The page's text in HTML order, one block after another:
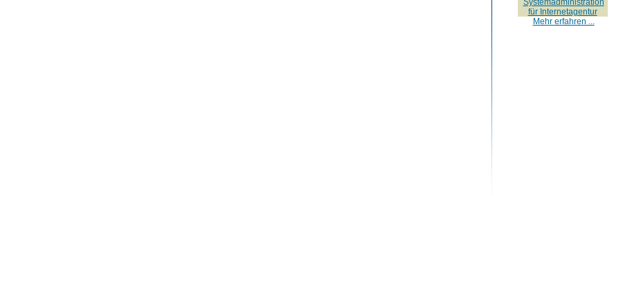
Systemadministration
für Internetagentur
Mehr erfahren ...